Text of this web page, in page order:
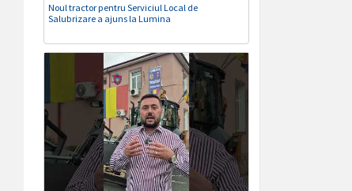
Noul tractor pentru Serviciul Local de
Salubrizare a ajuns la Lumina